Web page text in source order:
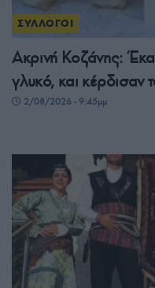
ΣΥΛΛΟΓΟΙ
Ακρινή Κοζάνης:
γλυκό, και κέρδισαν
2/08/2026 - 9:45μμ